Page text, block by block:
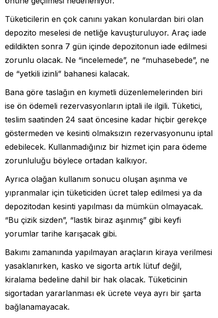
Tüketicilerin en çok canını yakan konulardan biri olan
depozito meselesi de netliğe kavuşturuluyor. Araç iade
edildikten sonra 7 gün içinde depozitonun iade edilmesi
zorunlu olacak. Ne “incelemede”, ne “muhasebede”, ne
de “yetkili izinli” bahanesi kalacak.
Bana göre taslağın en kıymetli düzenlemelerinden biri
ise ön ödemeli rezervasyonların iptali ile ilgili. Tüketici,
teslim saatinden 24 saat öncesine kadar hiçbir gerekçe
göstermeden ve kesinti olmaksızın rezervasyonunu iptal
edebilecek. Kullanmadığınız bir hizmet için para ödeme
zorunluluğu böylece ortadan kalkıyor.
Ayrıca olağan kullanım sonucu oluşan aşınma ve
yıpranmalar için tüketiciden ücret talep edilmesi ya da
depozitodan kesinti yapılması da mümkün olmayacak.
“Bu çizik sizden”, “lastik biraz aşınmış” gibi keyfi
yorumlar tarihe karışacak gibi.
Bakımı zamanında yapılmayan araçların kiraya verilmesi
yasaklanırken, kasko ve sigorta artık lütuf değil,
kiralama bedeline dahil bir hak olacak. Tüketicinin
sigortadan yararlanması ek ücrete veya ayrı bir şarta
bağlanamayacak.